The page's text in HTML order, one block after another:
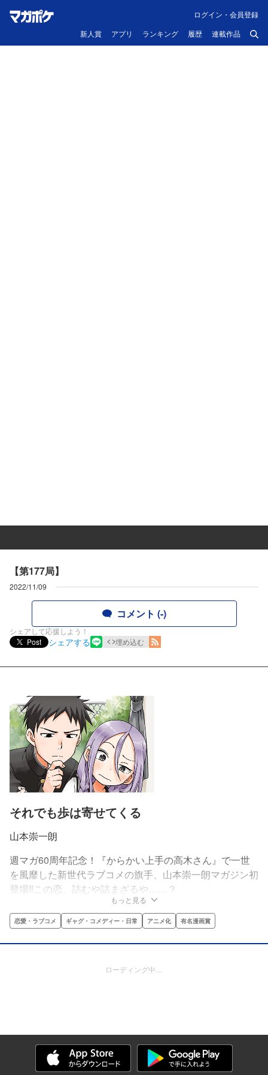
新人賞 アプリ ランキング 履歴 連載作品
ログイン・会員登録
【第177局】
2022/11/09
コメント (-)
シェアして応援しよう！
Post
シェアする 埋め込む
それでも歩は寄せてくる
山本崇一朗
週マガ60周年記念！『からかい上手の高木さん』で一世
を風靡した新世代ラブコメの旗手、山本崇一朗マガジン初
登場‼この恋、詰むや詰まざるや……？
もっと見る
恋愛・ラブコメ ギャグ・コメディー・日常 アニメ化 有名漫画賞
ローディング中…